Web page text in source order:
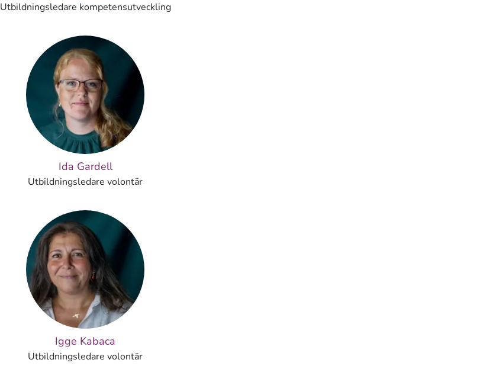
Utbildningsledare kompetensutveckling
Ida Gardell
Utbildningsledare volontär
Igge Kabaca
Utbildningsledare volontär